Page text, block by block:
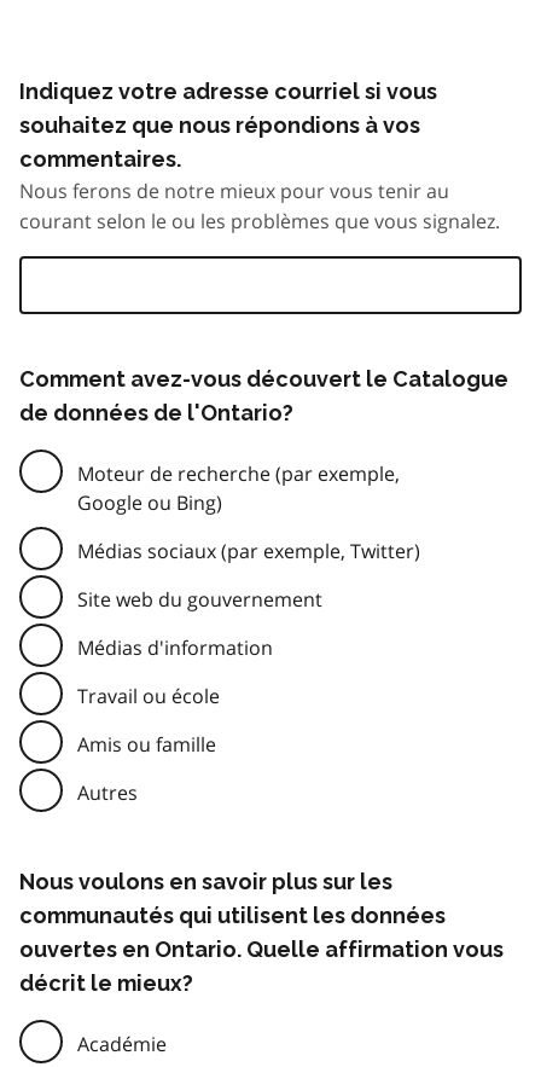
Indiquez votre adresse courriel si vous
souhaitez que nous répondions à vos
commentaires.
Nous ferons de notre mieux pour vous tenir au
courant selon le ou les problèmes que vous signalez.
Comment avez-vous découvert le Catalogue
de données de l'Ontario?
Moteur de recherche (par exemple,
Google ou Bing)
Médias sociaux (par exemple, Twitter)
Site web du gouvernement
Médias d'information
Travail ou école
Amis ou famille
Autres
Nous voulons en savoir plus sur les
communautés qui utilisent les données
ouvertes en Ontario. Quelle affirmation vous
décrit le mieux?
Académie